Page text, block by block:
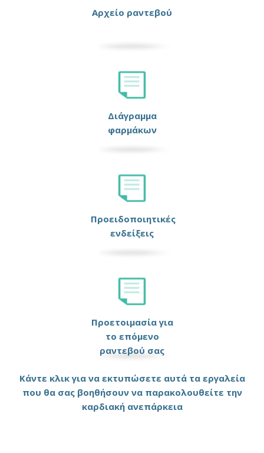
Αρχείο ραντεβού
Διάγραμμα
φαρμάκων
Προειδοποιητικές
ενδείξεις
Προετοιμασία για
το επόμενο
ραντεβού σας
Κάντε κλικ για να εκτυπώσετε αυτά τα εργαλεία
που θα σας βοηθήσουν να παρακολουθείτε την
καρδιακή ανεπάρκεια